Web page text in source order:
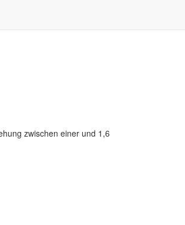
zwischen einer und 1,6